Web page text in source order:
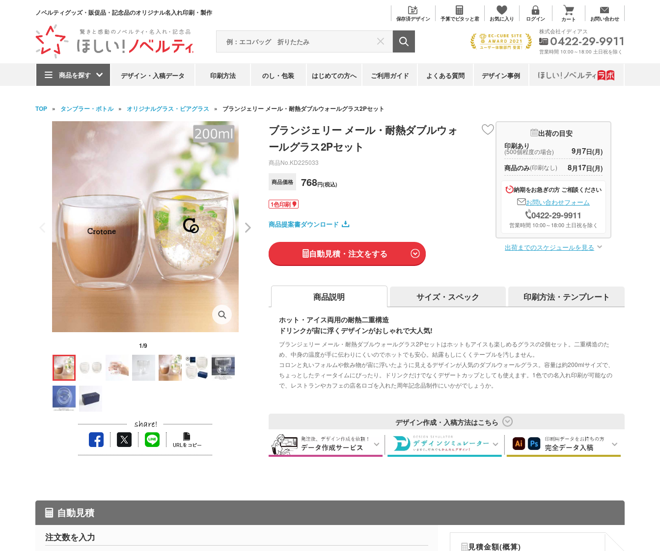
ノベルティグッズ・販促品・記念品のオリジナル名入れ印刷・製作
保存済デザイン 予算でピタッと君 お気に入り ログイン カート お問い合わせ
商品を探す デザイン・入稿データ 印刷方法 のし・包装 はじめての方へ ご利用ガイド よくある質問 デザイン事例
株式会社イディアス
0422-29-9911
営業時間 10:00～18:00 土日祝を除く
TOP タンブラー・ボトル オリジナルグラス・ビアグラス ブランジェリー メール・耐熱ダブルウォールグラス2Pセット
1/9
ブランジェリー メール・耐熱ダブルウォ
ールグラス2Pセット
商品No. KD225033
商品価格 768円(税込)
1色印刷
商品提案書ダウンロード
自動見積・注文をする
出荷の目安
印刷あり
(500個程度の場合) 9月7日(月)
商品のみ(印刷なし) 8月17日(月)
納期をお急ぎの方 ご相談ください
お問い合わせフォーム
0422-29-9911
営業時間 10:00～18:00 土日祝を除く
出荷までのスケジュールを見る
商品説明 サイズ・スペック 印刷方法・テンプレート
ホット・アイス両用の耐熱二重構造
ドリンクが宙に浮くデザインがおしゃれで大人気!
ブランジェリー メール・耐熱ダブルウォールグラス2Pセットはホットもアイスも楽しめるグラスの2個セット。二重構造のた
め、中身の温度が手に伝わりにくいのでホットでも安心。結露もしにくくテーブルを汚しません。
コロンと丸いフォルムや飲み物が宙に浮いたように見えるデザインが人気のダブルウォールグラス。容量は約200mlサイズで、
ちょっとしたティータイムにぴったり。ドリンクだけでなくデザートカップとしても使えます。1色での名入れ印刷が可能なの
で、レストランやカフェの店名ロゴを入れた周年記念品制作にいかがでしょうか。
デザイン作成・入稿方法はこちら
自動見積
注文数を入力
見積金額(概算)